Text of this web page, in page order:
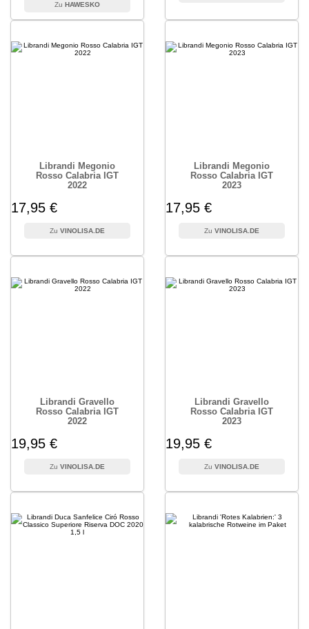
HAWESKO
Librandi Megonio
Rosso Calabria IGT
2022
17,95 €
VINOLISA.DE
Librandi Megonio
Rosso Calabria IGT
2023
17,95 €
VINOLISA.DE
Librandi Gravello
Rosso Calabria IGT
2022
19,95 €
VINOLISA.DE
Librandi Gravello
Rosso Calabria IGT
2023
19,95 €
VINOLISA.DE